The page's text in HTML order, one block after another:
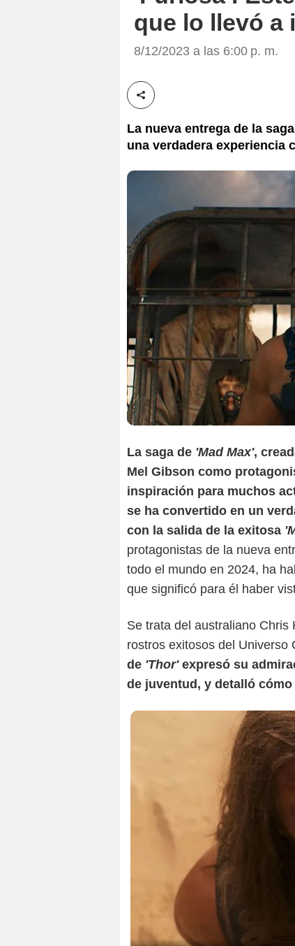
que lo llevó a
8/12/2023 a las 6:00 p. m.
Compartir esta noticia
La nueva entrega de la
una verdadera experiencia
La saga de 'Mad Max',
Mel Gibson como
inspiración para muchos
se ha convertido en un
con la salida de la exitosa
protagonistas de la nueva
todo el mundo en 2024, ha
que significó para él haber
Se trata del australiano
rostros exitosos del Universo
de 'Thor'expresó su
de juventud, y detalló